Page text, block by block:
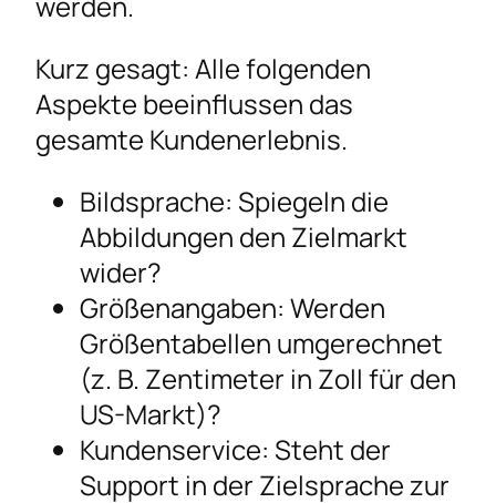
Kurz gesagt: Alle folgenden
Aspekte beeinflussen das
gesamte Kundenerlebnis.
Bildsprache: Spiegeln die
Abbildungen den Zielmarkt
wider?
Größenangaben: Werden
Größentabellen umgerechnet
(z. B. Zentimeter in Zoll für den
US-Markt)?
Kundenservice: Steht der
Support in der Zielsprache zur